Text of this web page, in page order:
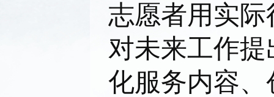
志愿者用实
对未来工作
化服务内容